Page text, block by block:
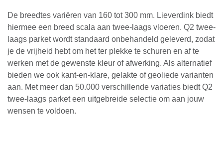
De breedtes variëren van 160 tot 300 mm. Lieverdink biedt
hiermee een breed scala aan twee-laags vloeren. Q2 twee-
laags parket wordt standaard onbehandeld geleverd, zodat
je de vrijheid hebt om het ter plekke te schuren en af te
werken met de gewenste kleur of afwerking. Als alternatief
bieden we ook kant-en-klare, gelakte of geoliede varianten
aan. Met meer dan 50.000 verschillende variaties biedt Q2
twee-laags parket een uitgebreide selectie om aan jouw
wensen te voldoen.